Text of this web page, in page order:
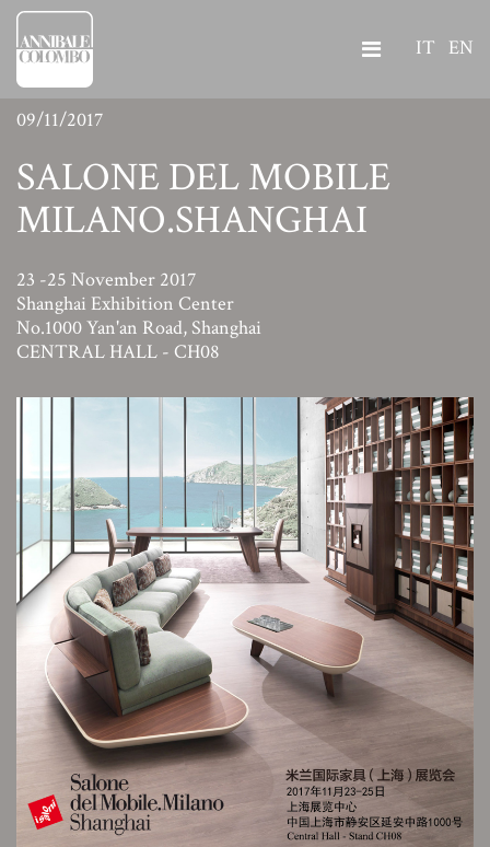
IT EN
09/11/2017
SALONE DEL MOBILE
MILANO.SHANGHAI
23 -25 November 2017
Shanghai Exhibition Center
No.1000 Yan'an Road, Shanghai
CENTRAL HALL - CH08